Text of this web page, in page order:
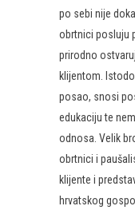
po sebi nije
obrtnici posluju
prirodno
klijentom.
posao, snosi
edukaciju te
odnosa. Velik
obrtnici i
klijente i
hrvatskog